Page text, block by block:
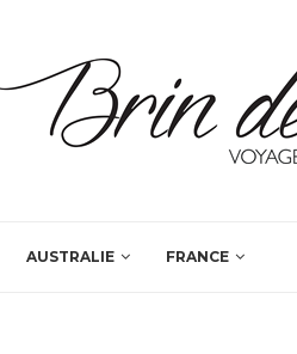
AUSTRALIE FRANCE